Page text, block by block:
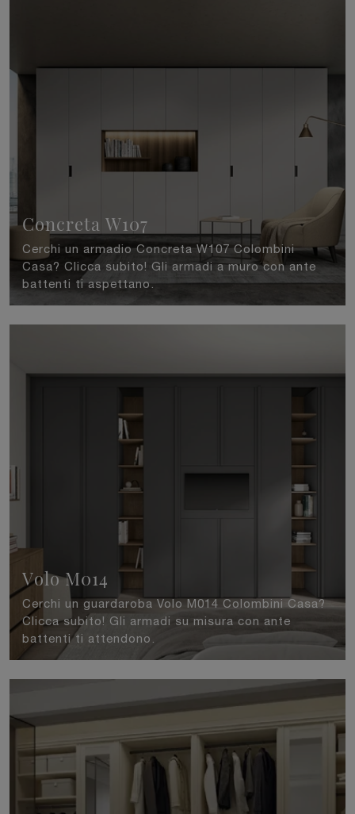
Concreta W107
Cerchi un armadio Concreta W107 Colombini
Casa? Clicca subito! Gli armadi a muro con ante
battenti ti aspettano.
Volo M014
Cerchi un guardaroba Volo M014 Colombini Casa?
Clicca subito! Gli armadi su misura con ante
battenti ti attendono.